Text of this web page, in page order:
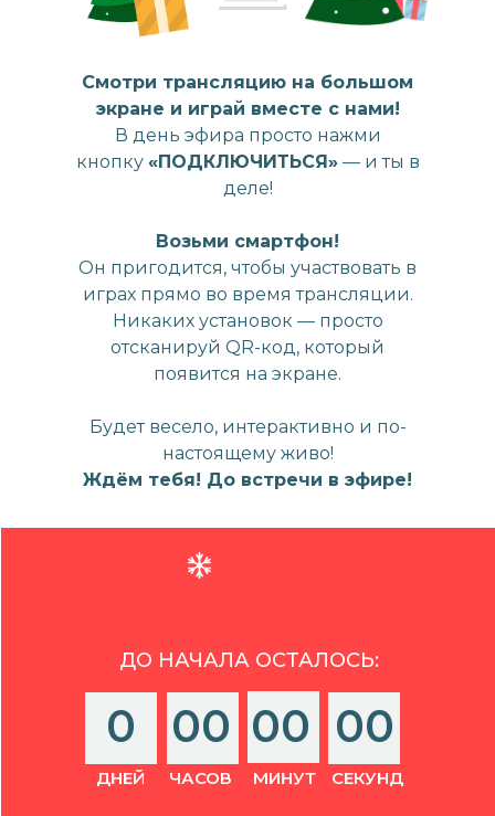
Смотри трансляцию на большом
экране и играй вместе с нами!
В день эфира просто нажми
кнопку «ПОДКЛЮЧИТЬСЯ»— и ты в
деле!
Возьми смартфон!
Он пригодится, чтобы участвовать в
играх прямо во время трансляции.
Никаких установок — просто
отсканируй QR-код, который
появится на экране.
Будет весело, интерактивно и по-
настоящему живо!
Ждём тебя! До встречи в эфире!
00
0
СЕКУНД
МИНУТ
ЧАСОВ
ДНЕЙ
00 00
ДО НАЧАЛА ОСТАЛОСЬ: